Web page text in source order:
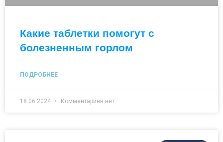
Какие таблетки помогут с
болезненным горлом
ПОДРОБНЕЕ
18.06.2024 Комментариев нет